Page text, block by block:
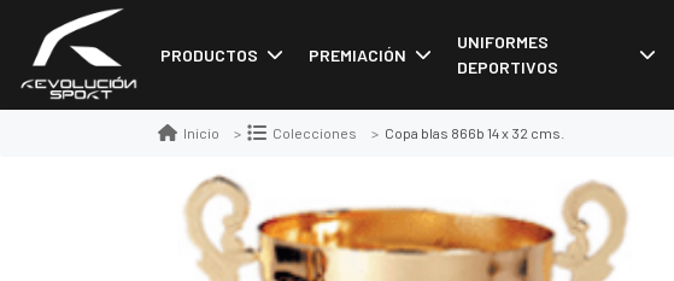
PRODUCTOS PREMIACIÓN
UNIFORMES
DEPORTIVOS
Inicio Colecciones Copa blas 866b 14 x 32 cms.